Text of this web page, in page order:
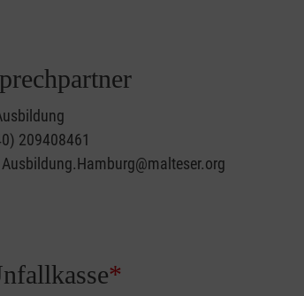
209408461
*